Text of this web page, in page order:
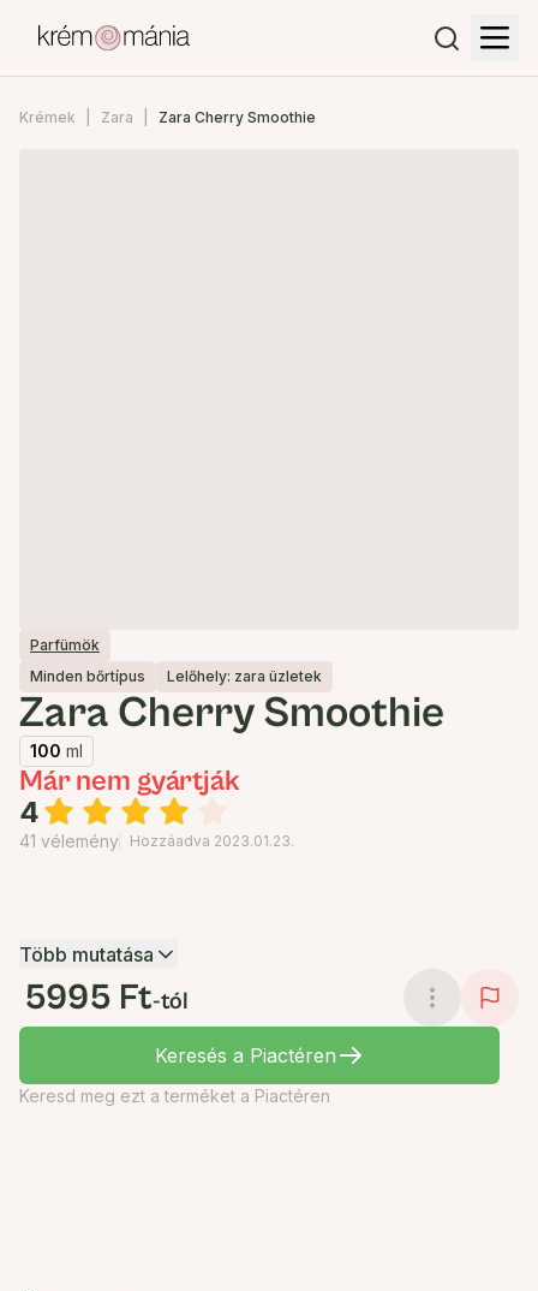
Krémek Zara Zara Cherry Smoothie
Parfümök
Minden bőrtípus
Lelőhely: zara üzletek
Zara Cherry Smoothie
100 ml
Már nem gyártják
4
41 vélemény Hozzáadva 2023.01.23.
Több mutatása
5995 Ft-tól
Keresés a Piactéren
Keresd meg ezt a terméket a Piactéren